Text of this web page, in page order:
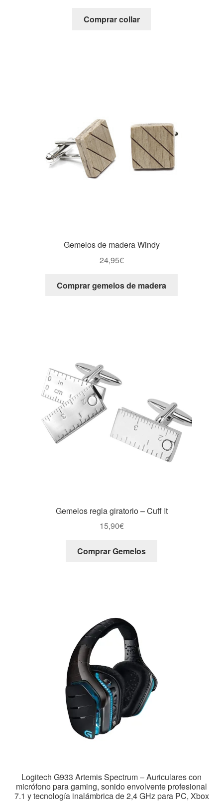
Comprar collar
Gemelos de madera Windy
24,95€
Comprar gemelos de madera
Gemelos regla giratorio – Cuff It
15,90€
Comprar Gemelos
Logitech G933 Artemis Spectrum – Auriculares con
micrófono para gaming, sonido envolvente profesional
7.1 y tecnología inalámbrica de 2,4 GHz para PC, Xbox